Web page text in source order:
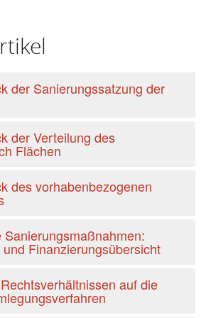
der Sanierungssatzung der
der Verteilung des
Flächen
des vorhabenbezogenen
Sanierungsmaßnahmen:
Finanzierungsübersicht
auf die